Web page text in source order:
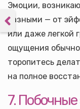
Эмоции,
разными — от
или даже легкой
ощущения
торопитесь
на полное
7.